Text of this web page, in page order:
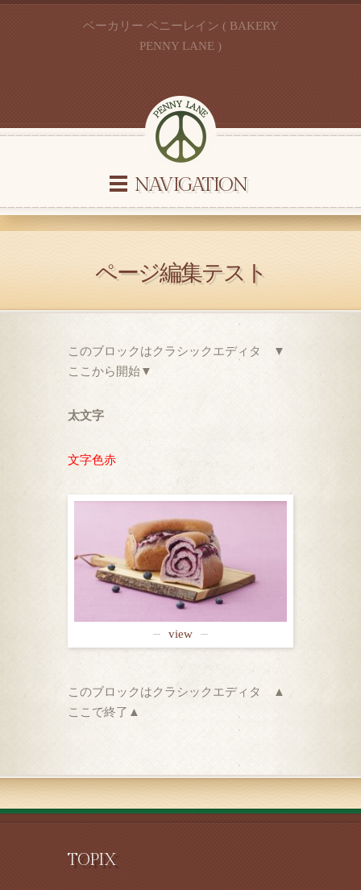
ベーカリー ペニーレイン ( BAKERY
PENNY LANE )
NAVIGATION
ページ編集テスト
このブロックはクラシックエディタ ▼
ここから開始▼
太文字
文字色赤
view
このブロックはクラシックエディタ ▲
ここで終了▲
TOPIX